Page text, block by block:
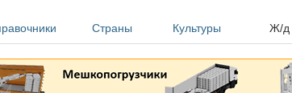
Страны Культуры Ж/д